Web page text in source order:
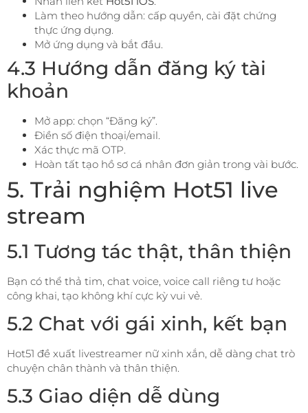
Làm theo hướng dẫn: cấp quyền, cài đặt chứng
thực ứng dụng.
Mở ứng dụng và bắt đầu.
4.3 Hướng dẫn đăng ký tài
khoản
Mở app: chọn “Đăng ký”.
Điền số điện thoại/email.
Xác thực mã OTP.
Hoàn tất tạo hồ sơ cá nhân đơn giản trong vài bước.
5. Trải nghiệm Hot51 live
stream
5.1 Tương tác thật, thân thiện
Bạn có thể thả tim, chat voice, voice call riêng tư hoặc
công khai, tạo không khí cực kỳ vui vẻ.
5.2 Chat với gái xinh, kết bạn
Hot51 đề xuất livestreamer nữ xinh xắn, dễ dàng chat trò
chuyện chân thành và thân thiện.
5.3 Giao diện dễ dùng